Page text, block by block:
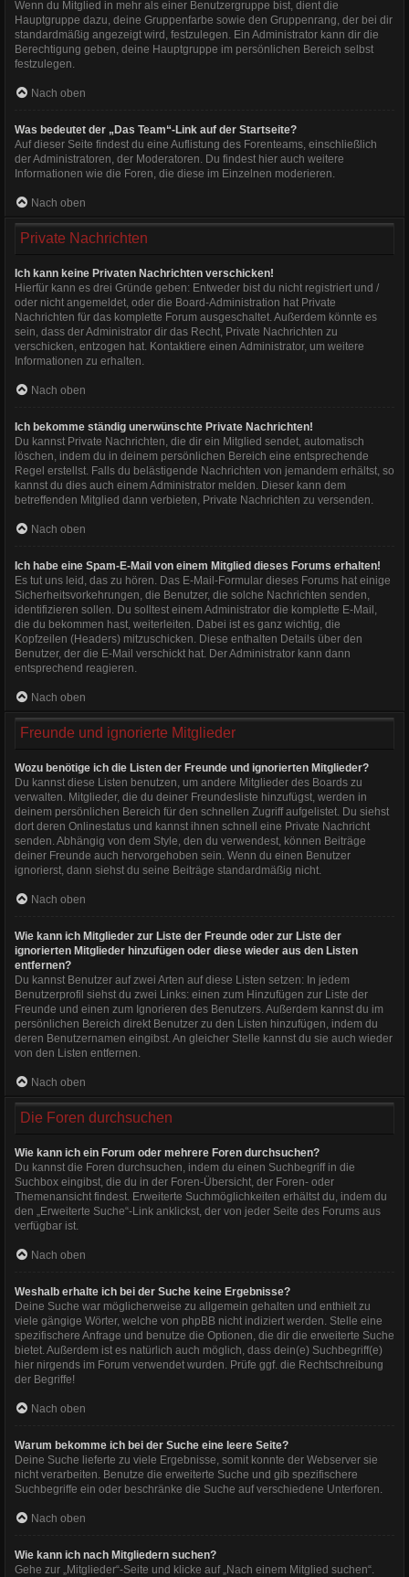
Wenn du Mitglied in mehr als einer Benutzergruppe bist, dient die
Hauptgruppe dazu, deine Gruppenfarbe sowie den Gruppenrang, der bei dir
standardmäßig angezeigt wird, festzulegen. Ein Administrator kann dir die
Berechtigung geben, deine Hauptgruppe im persönlichen Bereich selbst
festzulegen.
Nach oben
Was bedeutet der „Das Team“-Link auf der Startseite?
Auf dieser Seite findest du eine Auflistung des Forenteams, einschließlich
der Administratoren, der Moderatoren. Du findest hier auch weitere
Informationen wie die Foren, die diese im Einzelnen moderieren.
Nach oben
Private Nachrichten
Ich kann keine Privaten Nachrichten verschicken!
Hierfür kann es drei Gründe geben: Entweder bist du nicht registriert und /
oder nicht angemeldet, oder die Board-Administration hat Private
Nachrichten für das komplette Forum ausgeschaltet. Außerdem könnte es
sein, dass der Administrator dir das Recht, Private Nachrichten zu
verschicken, entzogen hat. Kontaktiere einen Administrator, um weitere
Informationen zu erhalten.
Nach oben
Ich bekomme ständig unerwünschte Private Nachrichten!
Du kannst Private Nachrichten, die dir ein Mitglied sendet, automatisch
löschen, indem du in deinem persönlichen Bereich eine entsprechende
Regel erstellst. Falls du belästigende Nachrichten von jemandem erhältst, so
kannst du dies auch einem Administrator melden. Dieser kann dem
betreffenden Mitglied dann verbieten, Private Nachrichten zu versenden.
Nach oben
Ich habe eine Spam-E-Mail von einem Mitglied dieses Forums erhalten!
Es tut uns leid, das zu hören. Das E-Mail-Formular dieses Forums hat einige
Sicherheitsvorkehrungen, die Benutzer, die solche Nachrichten senden,
identifizieren sollen. Du solltest einem Administrator die komplette E-Mail,
die du bekommen hast, weiterleiten. Dabei ist es ganz wichtig, die
Kopfzeilen (Headers) mitzuschicken. Diese enthalten Details über den
Benutzer, der die E-Mail verschickt hat. Der Administrator kann dann
entsprechend reagieren.
Nach oben
Freunde und ignorierte Mitglieder
Wozu benötige ich die Listen der Freunde und ignorierten Mitglieder?
Du kannst diese Listen benutzen, um andere Mitglieder des Boards zu
verwalten. Mitglieder, die du deiner Freundesliste hinzufügst, werden in
deinem persönlichen Bereich für den schnellen Zugriff aufgelistet. Du siehst
dort deren Onlinestatus und kannst ihnen schnell eine Private Nachricht
senden. Abhängig von dem Style, den du verwendest, können Beiträge
deiner Freunde auch hervorgehoben sein. Wenn du einen Benutzer
ignorierst, dann siehst du seine Beiträge standardmäßig nicht.
Nach oben
Wie kann ich Mitglieder zur Liste der Freunde oder zur Liste der
ignorierten Mitglieder hinzufügen oder diese wieder aus den Listen
entfernen?
Du kannst Benutzer auf zwei Arten auf diese Listen setzen: In jedem
Benutzerprofil siehst du zwei Links: einen zum Hinzufügen zur Liste der
Freunde und einen zum Ignorieren des Benutzers. Außerdem kannst du im
persönlichen Bereich direkt Benutzer zu den Listen hinzufügen, indem du
deren Benutzernamen eingibst. An gleicher Stelle kannst du sie auch wieder
von den Listen entfernen.
Nach oben
Die Foren durchsuchen
Wie kann ich ein Forum oder mehrere Foren durchsuchen?
Du kannst die Foren durchsuchen, indem du einen Suchbegriff in die
Suchbox eingibst, die du in der Foren-Übersicht, der Foren- oder
Themenansicht findest. Erweiterte Suchmöglichkeiten erhältst du, indem du
den „Erweiterte Suche“-Link anklickst, der von jeder Seite des Forums aus
verfügbar ist.
Nach oben
Weshalb erhalte ich bei der Suche keine Ergebnisse?
Deine Suche war möglicherweise zu allgemein gehalten und enthielt zu
viele gängige Wörter, welche von phpBB nicht indiziert werden. Stelle eine
spezifischere Anfrage und benutze die Optionen, die dir die erweiterte Suche
bietet. Außerdem ist es natürlich auch möglich, dass dein(e) Suchbegriff(e)
hier nirgends im Forum verwendet wurden. Prüfe ggf. die Rechtschreibung
der Begriffe!
Nach oben
Warum bekomme ich bei der Suche eine leere Seite?
Deine Suche lieferte zu viele Ergebnisse, somit konnte der Webserver sie
nicht verarbeiten. Benutze die erweiterte Suche und gib spezifischere
Suchbegriffe ein oder beschränke die Suche auf verschiedene Unterforen.
Nach oben
Wie kann ich nach Mitgliedern suchen?
Gehe zur „Mitglieder“-Seite und klicke auf „Nach einem Mitglied suchen“.